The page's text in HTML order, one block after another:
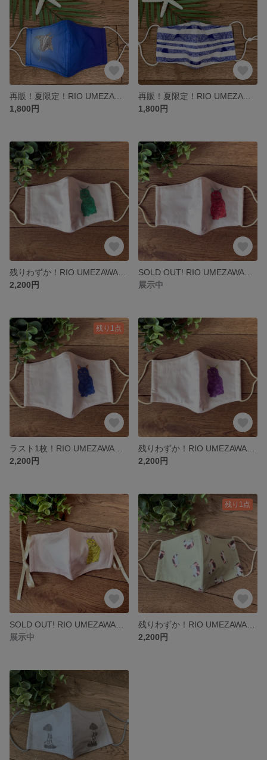
再販！夏限定！RIO UMEZAWAイラスト オーガニックコットンマスク（マンタ）
1,800円
再販！夏限定！RIO UMEZAWAイラスト オーガニックコットンマスク（ストライプ）
1,800円
2,200円
展示中
残り1点
2,200円
2,200円
展示中
残り1点
2,200円